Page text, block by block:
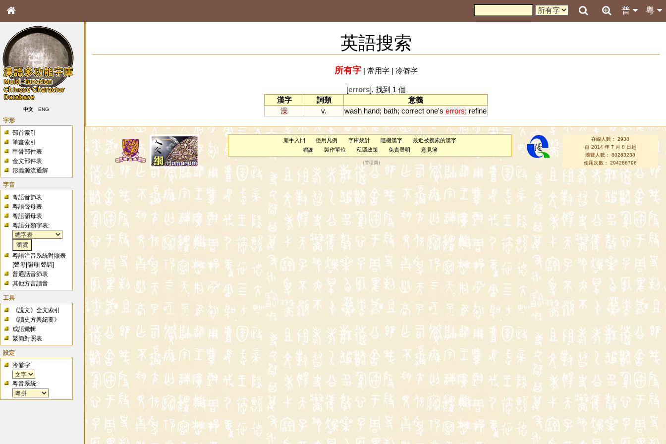
粵
普
中文 ENG
字形
部首索引
筆畫索引
甲骨部件表
金文部件表
形義源流通解
字音
粵語音節表
粵語聲母表
粵語韻母表
粵語分類字表:
粵語注音系統對照表
[聲母 |韻母 |聲調]
普通話音節表
其他方言讀音
工具
《說文》全文索引
《讀史方輿紀要》
成語彙輯
繁簡對照表
設定
冷僻字:
粵音系統:
英語搜索
所有字| 常用字| 冷僻字
[errors], 找到 1 個
漢字
詞類
意義
澡
v. wash hand; bath; correct one's errors; refine
新手入門 使用凡例 字庫統計 隨機漢字
最近被搜索的漢字
鳴謝
製作單位 私隱政策 免責聲明 意見簿
（管理員 ）
在線人數： 2938
自 2014 年 7 月 8 日起
瀏覽人數： 80263238
使用次數： 294286796